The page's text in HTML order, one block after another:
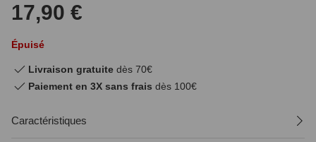
17,90 €
Épuisé
Livraison gratuite dès 70€
Paiement en 3X sans frais dès 100€
Caractéristiques